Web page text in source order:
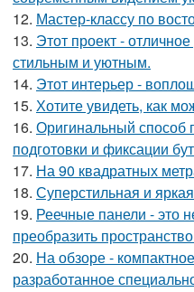
12. Мастер-классу по
13. Этот проект -
стильным и уютным.
14. Этот интерьер -
15. Хотите увидеть, как
16. Оригинальный способ
подготовки и фиксации
17. На 90 квадратных
18. Суперстильная и
19. Реечные панели - это
преобразить
20. На обзоре -
разработанное